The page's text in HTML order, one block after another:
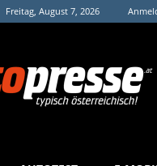
Freitag, August 7, 2026